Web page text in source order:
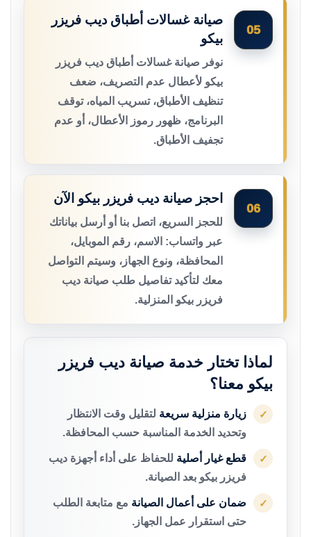
05
صيانة غسالات أطباق ديب فريزر
بيكو
نوفر صيانة غسالات أطباق ديب فريزر
بيكو لأعطال عدم التصريف، ضعف
تنظيف الأطباق، تسريب المياه، توقف
البرنامج، ظهور رموز الأعطال، أو عدم
تجفيف الأطباق.
06
احجز صيانة ديب فريزر بيكو الآن
للحجز السريع، اتصل بنا أو أرسل بياناتك
عبر واتساب: الاسم، رقم الموبايل،
المحافظة، ونوع الجهاز، وسيتم التواصل
معك لتأكيد تفاصيل طلب صيانة ديب
فريزر بيكو المنزلية.
لماذا تختار خدمة صيانة ديب فريزر
بيكو معنا؟
✓ زيارة منزلية سريعة لتقليل وقت الانتظار
وتحديد الخدمة المناسبة حسب المحافظة.
✓ قطع غيار أصلية للحفاظ على أداء أجهزة ديب
فريزر بيكو بعد الصيانة.
✓ ضمان على أعمال الصيانة مع متابعة الطلب
حتى استقرار عمل الجهاز.